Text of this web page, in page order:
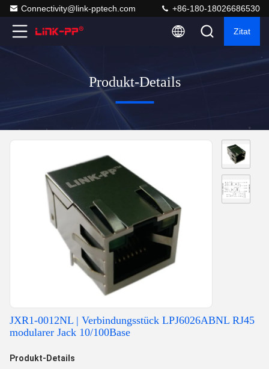
Connectivity@link-pptech.com +86-180-18026686530
Zitat
Produkt-Details
JXR1-0012NL | Verbindungsstück LPJ6026ABNL RJ45
modularer Jack 10/100Base
Produkt-Details